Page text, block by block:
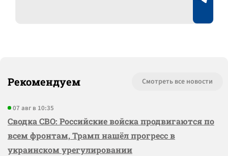
Рекомендуем Смотреть все новости
07 авг в 10:35
Сводка СВО: Российские войска продвигаются по
всем фронтам, Трамп нашёл прогресс в
украинском урегулировании